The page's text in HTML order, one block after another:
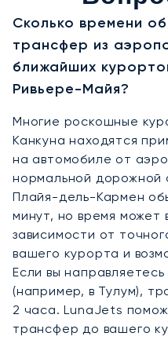
Сколько времени
трансфер из
ближайших
Ривьере-Майя?
Многие роскошные
Канкуна находятся
на автомобиле от
нормальной дорожной
Плайя-дель-Кармен
минут, но время может
зависимости от
вашего курорта и
Если вы
(например, в Тулум),
2 часа. LunaJets
трансфер до вашего